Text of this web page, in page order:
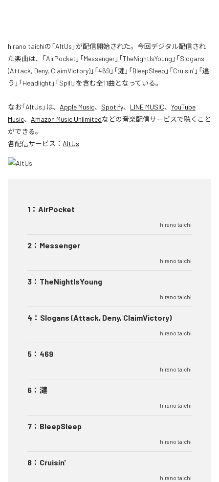
hirano taichiの「AltUs」が配信開始された。今回デジタル配信され
た楽曲は、「AirPocket」「Messenger」「TheNightIsYoung」「Slogans
(Attack, Deny, ClaimVictory)」「469」「漣」「BleepSleep」「Cruisin'」「違
う」「Headlight」「Spill」を含む全11曲となっている。
なお「AltUs 」は、 Apple Music、 Spotify、 LINE MUSIC、 YouTube
Music、 Amazon Music Unlimitedなどの音楽配信サービスで聴くこと
ができる。
各配信サービス： AltUs
1 ： AirPocket
hirano taichi
2 ： Messenger
hirano taichi
3 ： TheNightIsYoung
hirano taichi
4 ： Slogans (Attack, Deny, ClaimVictory)
hirano taichi
5 ： 469
hirano taichi
6 ： 漣
hirano taichi
7 ： BleepSleep
hirano taichi
8 ： Cruisin'
hirano taichi